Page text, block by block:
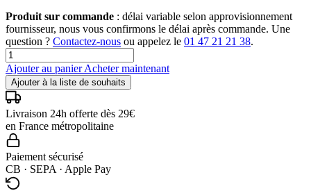
Produit sur commande : délai variable selon approvisionnement
fournisseur, nous vous confirmons le délai après commande. Une
question ? Contactez-nous ou appelez le 01 47 21 21 38.
Ajouter au panierAcheter maintenant
Ajouter à la liste de souhaits
Livraison 24h offerte dès 29€
en France métropolitaine
Paiement sécurisé
CB · SEPA · Apple Pay